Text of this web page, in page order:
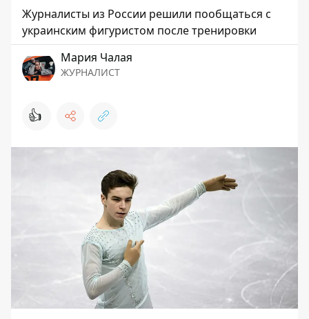
Журналисты из России решили пообщаться с
украинским фигуристом после тренировки
Мария Чалая
ЖУРНАЛИСТ
👍